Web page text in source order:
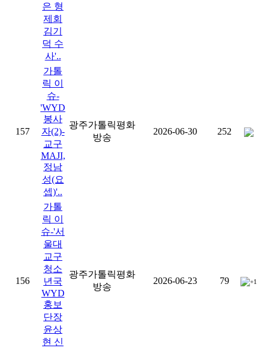
은 형
제회
김기
덕 수
사'..
157
가톨
릭 이
슈-
'WYD
봉사
자(2)-
교구
MAJI,
정남
성(요
셉)'..
광주가톨릭평화
방송
2026-06-30 252
156
가톨
릭 이
슈-'서
울대
교구
청소
년국
WYD
홍보
단장
윤상
현 신
광주가톨릭평화
방송
2026-06-23 79 +1